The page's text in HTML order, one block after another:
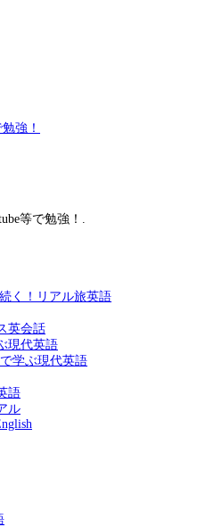
強！
等で勉強！.
く！リアル旅英語
英会話
現代英語
学ぶ現代英語
語
ル